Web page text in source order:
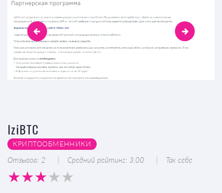
IziBTC
КРИПТООБМЕННИКИ
Отзывов: 2 Средний рейтинг: 3.00 Так себе